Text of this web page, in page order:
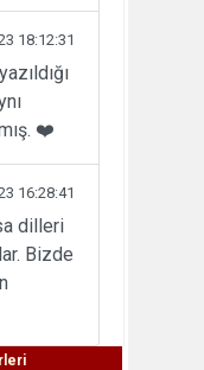
18:12:31
❤️
16:28:41
dilleri
Bizde